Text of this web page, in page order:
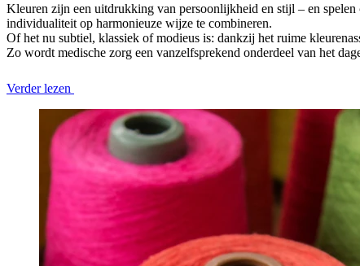
Kleuren zijn een uitdrukking van persoonlijkheid en stijl – en
individualiteit op harmonieuze wijze te combineren.
Of het nu subtiel, klassiek of modieus is: dankzij het ruime
Zo wordt medische zorg een vanzelfsprekend onderdeel van het
Verder lezen